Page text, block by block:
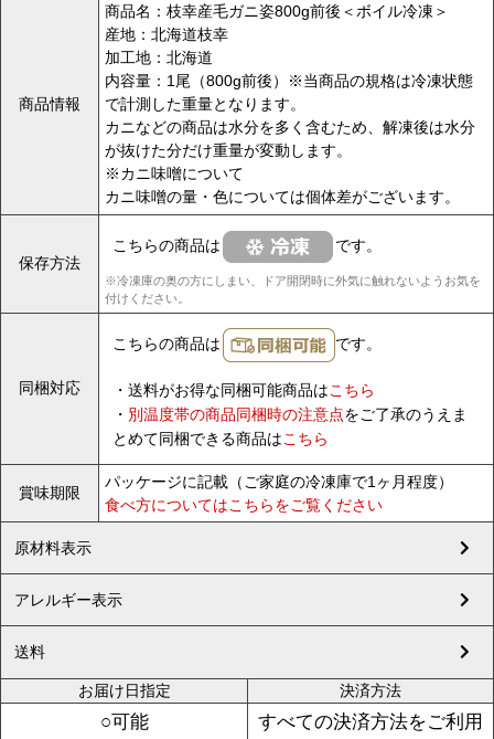
商品情報
商品名：枝幸産毛ガニ姿800g前後＜ボイル冷凍＞
産地：北海道枝幸
加工地：北海道
内容量：1尾（800g前後）※当商品の規格は冷凍状態
で計測した重量となります。
カニなどの商品は水分を多く含むため、解凍後は水分
が抜けた分だけ重量が変動します。
※カニ味噌について
カニ味噌の量・色については個体差がございます。
保存方法
こちらの商品は です。
※冷凍庫の奥の方にしまい、ドア開閉時に外気に触れないようお気を
付けください。
同梱対応
こちらの商品は です。
・送料がお得な同梱可能商品はこちら
・ 別温度帯の商品同梱時の注意点をご了承のうえま
とめて同梱できる商品はこちら
賞味期限
パッケージに記載（ご家庭の冷凍庫で1ヶ月程度）
食べ方についてはこちらをご覧ください
原材料表示
アレルギー表示
送料
お届け日指定
○可能
決済方法
すべての決済方法をご利用